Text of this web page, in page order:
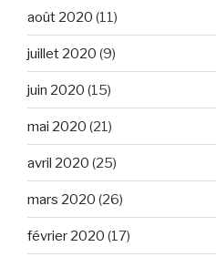
août 2020 (11)
juillet 2020 (9)
juin 2020 (15)
mai 2020 (21)
avril 2020 (25)
mars 2020 (26)
février 2020 (17)